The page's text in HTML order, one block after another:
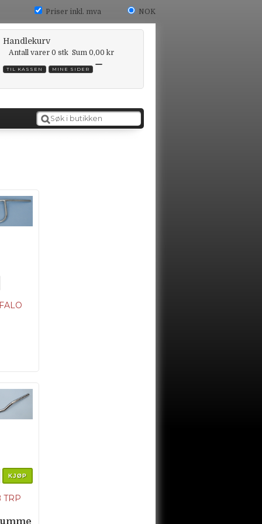
NOK
Priser inkl. mva
Handlekurv
Antall varer 0 stk Sum 0,00 kr
TIL KASSEN MINE SIDER
KJØP
TRP